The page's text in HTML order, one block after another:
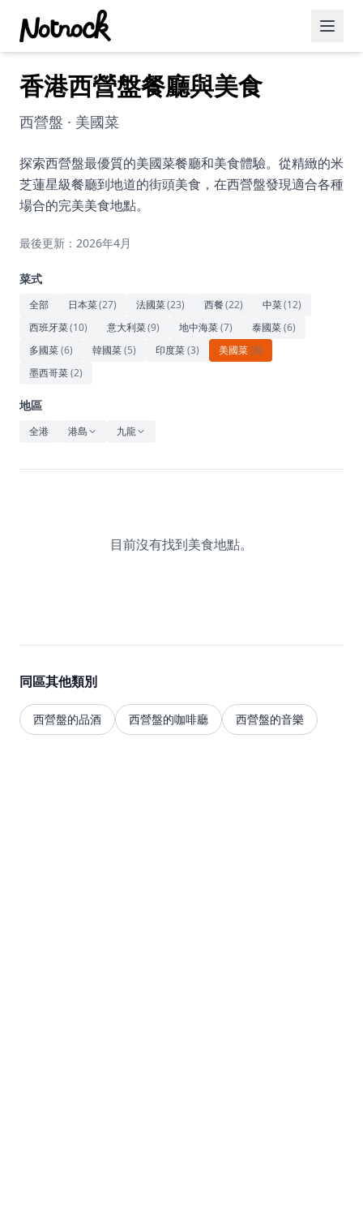
精選活動
博客文章
約會好去處
美食佳餚
藝術文化
休閒
音樂
香港西營盤餐廳與美食
西營盤 · 美國菜
探索西營盤最優質的美國菜餐廳和美食體驗。從精緻的米
芝蓮星級餐廳到地道的街頭美食，在西營盤發現適合各種
場合的完美美食地點。
最後更新：2026年4月
菜式
全部 日本菜(27) 法國菜(23) 西餐(22) 中菜(12)
西班牙菜(10) 意大利菜(9) 地中海菜(7) 泰國菜(6)
多國菜(6) 韓國菜(5) 印度菜(3) 美國菜(3)
墨西哥菜(2)
地區
全港 港島 九龍
目前沒有找到美食地點。
同區其他類別
西營盤的品酒 西營盤的咖啡廳 西營盤的音樂